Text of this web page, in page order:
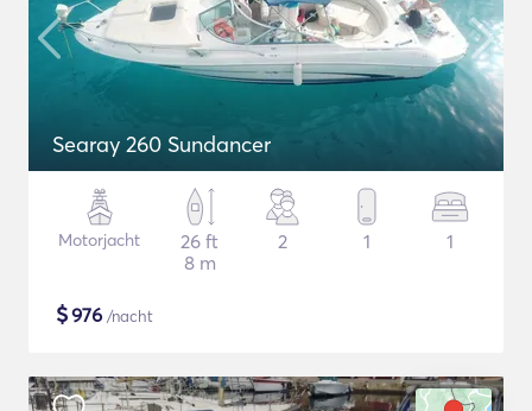
Searay 260 Sundancer
Motorjacht
26 ft
8 m
2 1 1
$976 /nacht